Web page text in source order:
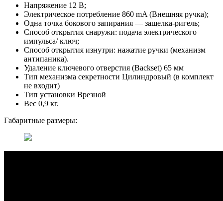
Напряжение 12 В;
Электрическое потребление 860 mA (Внешняя ручка);
Одна точка бокового запирания — защелка-ригель;
Способ открытия снаружи: подача электрического
импульса/ ключ;
Способ открытия изнутри: нажатие ручки (механизм
антипаника).
Удаление ключевого отверстия (Backset) 65 мм
Тип механизма секретности Цилиндровый (в комплект
не входит)
Тип установки Врезной
Вес 0,9 кг.
Габаритные размеры: